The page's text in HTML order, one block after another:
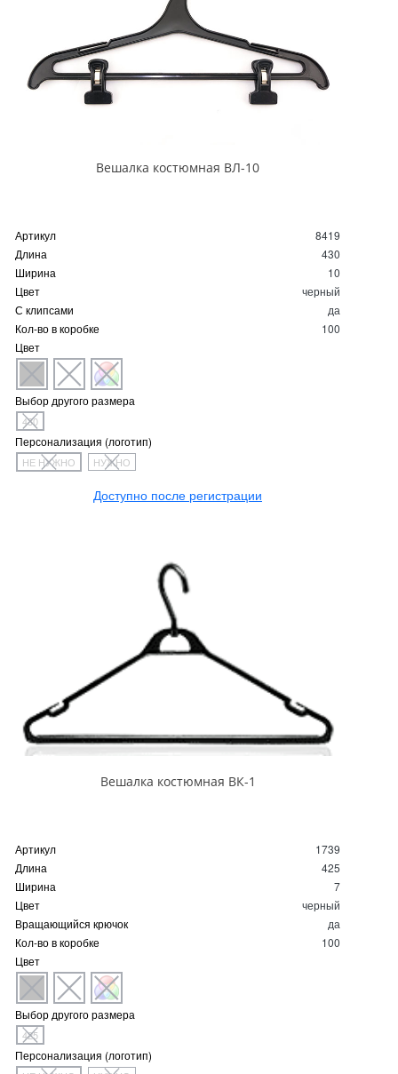
Вешалка костюмная ВЛ-10
Артикул
8419
Длина
430
Ширина
10
Цвет
черный
С клипсами
да
Кол-во в коробке
100
Цвет
Выбор другого размера
430
Персонализация (логотип)
НЕ НУЖНО НУЖНО
Доступно после регистрации
Вешалка костюмная ВК-1
Артикул
1739
Длина
425
Ширина
7
Цвет
черный
Вращающийся крючок
да
Кол-во в коробке
100
Цвет
Выбор другого размера
425
Персонализация (логотип)